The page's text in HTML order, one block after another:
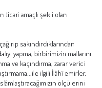
ticari amaçlı şekli olan
sakındırdıklarından
yapma, birbirimizin mallarını
ve kaçındırma, zarar verici
ilgili İlâhî emirler,
ölçülerini